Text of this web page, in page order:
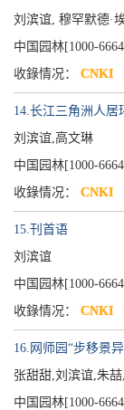
刘滨谊, 穆罕默德·
中国园林[1000-
收錄情况： CNKI
14.长江三角洲人
刘滨谊,高文琳
中国园林[1000-
收錄情况： CNKI
15.刊首语
刘滨谊
中国园林[1000-
收錄情况： CNKI
16.网师园“步移景
张甜甜,刘滨谊,朱
中国园林[1000-